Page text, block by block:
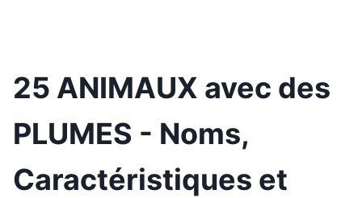
25 ANIMAUX avec des
PLUMES - Noms,
Caractéristiques et